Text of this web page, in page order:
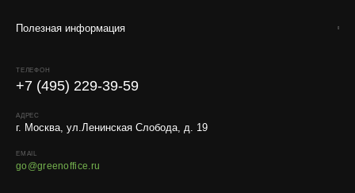
Полезная информация
ТЕЛЕФОН
+7 (495) 229-39-59
АДРЕС
г. Москва, ул.Ленинская Слобода, д. 19
EMAIL
go@greenoffice.ru